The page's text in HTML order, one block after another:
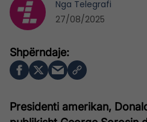
Presidenti amerikan,
Nga Telegrafi
27/08/2025